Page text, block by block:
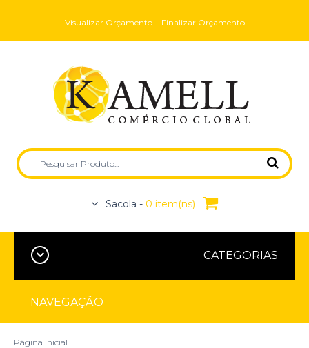
Visualizar Orçamento Finalizar Orçamento
Sacola - 0 item(ns)
CATEGORIAS
NAVEGAÇÃO
Página Inicial